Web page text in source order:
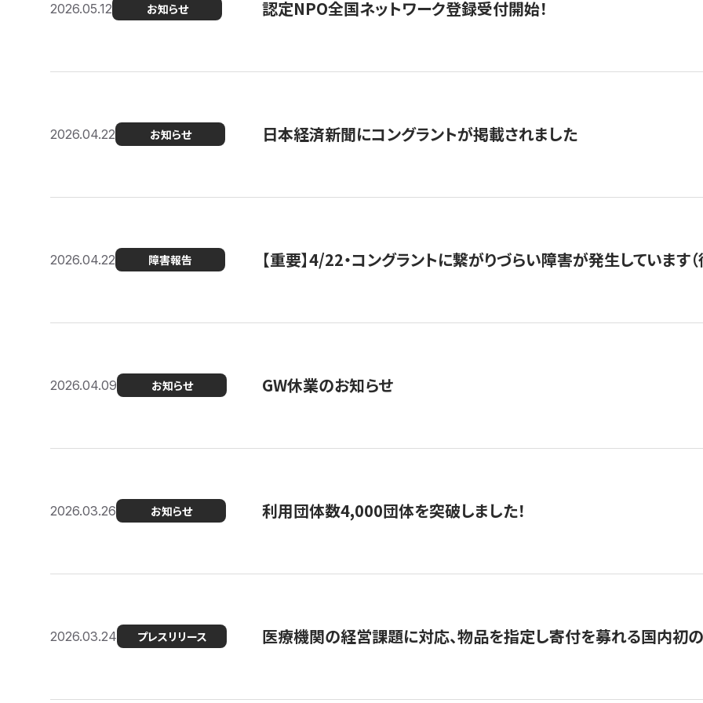
2026.05.12 お知らせ 認定NPO全国ネットワーク登録受付開始！
2026.04.22 お知らせ 日本経済新聞にコングラントが掲載されました
2026.04.22 障害報告 【重要】4/22・コングラントに繋がりづらい障害が発生しています（
2026.04.09 お知らせ GW休業のお知らせ
2026.03.26 お知らせ 利用団体数4,000団体を突破しました！
2026.03.24 プレスリリース 医療機関の経営課題に対応、物品を指定し寄付を募れる国内初の